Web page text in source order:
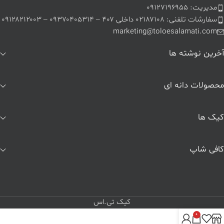
مدیریت: ۰۹۱۲۷۱۹۶۹۵۵
سفارشات تلفنی: ۰۲۱۸۷۱۰۸ داخلی ۴۰۷ – ۰۹۳۷۰۴۰۵۳۱۴ – ۰۹۱۲۸۲۱۲۰۰۳
marketing@toloesalamati.com
آخرین نوشته ها
محصولات دانه ای
کیک ها
کافی شاپ
کیک تی.اس
0